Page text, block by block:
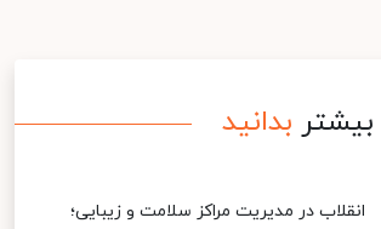
بیشتر بدانید
انقلاب در مدیریت مراکز سلامت و زیبایی؛